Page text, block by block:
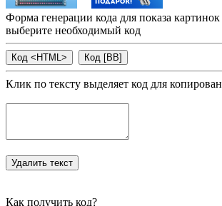
Форма генерации кода для показа картинок
выберите необходимый код
Клик по тексту выделяет код для
Как получить код?